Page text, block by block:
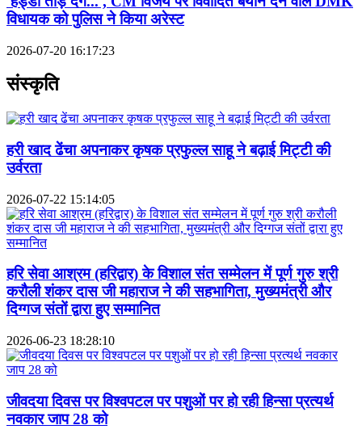
विधायक को पुलिस ने किया अरेस्ट
2026-07-20 16:17:23
संस्कृति
हरी खाद ढेंचा अपनाकर कृषक प्रफुल्ल साहू ने बढ़ाई मिट्टी की
उर्वरता
2026-07-22 15:14:05
हरि सेवा आश्रम (हरिद्वार) के विशाल संत सम्मेलन में पूर्ण गुरु श्री
करौली शंकर दास जी महाराज ने की सहभागिता, मुख्यमंत्री और
दिग्गज संतों द्वारा हुए सम्मानित
2026-06-23 18:28:10
जीवदया दिवस पर विश्वपटल पर पशुओं पर हो रही हिन्सा प्रत्यर्थ
नवकार जाप 28 को